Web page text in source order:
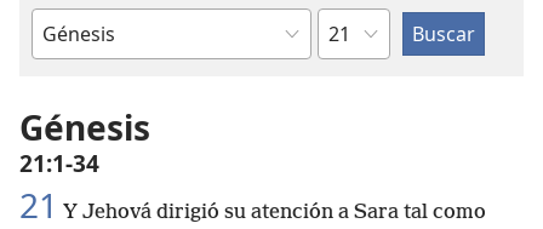
Libro
la
Biblia
Capítulo
Génesis
21:1-34
21 Y Jehová dirigió su atención a Sara tal como